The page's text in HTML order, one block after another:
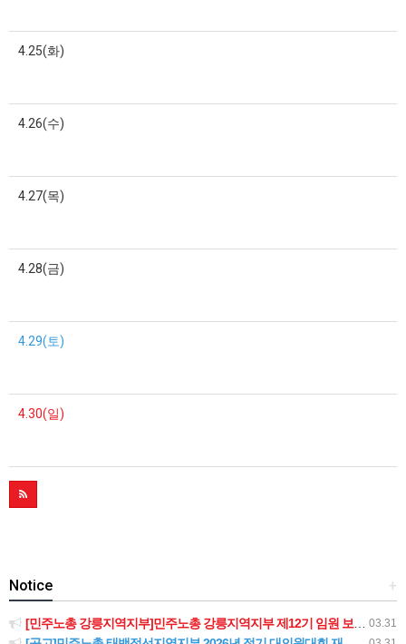
4.25(화)
4.26(수)
4.27(목)
4.28(금)
4.29(토)
4.30(일)
+
Notice
03.31
[민주노총 강릉지역지부]민주노총 강릉지역지부 제12기 임원 보궐선거결과 공고